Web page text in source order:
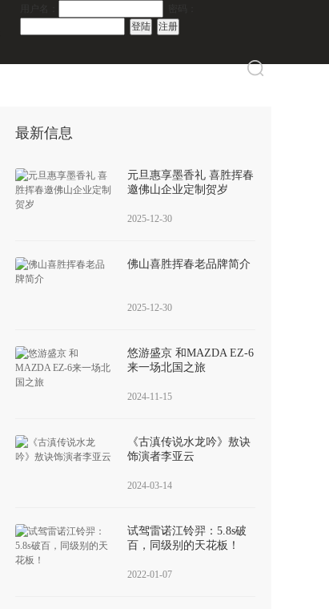
最新信息
元旦惠享墨香礼 喜胜挥春
邀佛山企业定制贺岁
2025-12-30
佛山喜胜挥春老品牌简介
2025-12-30
悠游盛京 和MAZDA EZ-6
来一场北国之旅
2024-11-15
《古滇传说水龙吟》敖诀
饰演者李亚云
2024-03-14
试驾雷诺江铃羿：5.8s破
百，同级别的天花板！
2022-01-07